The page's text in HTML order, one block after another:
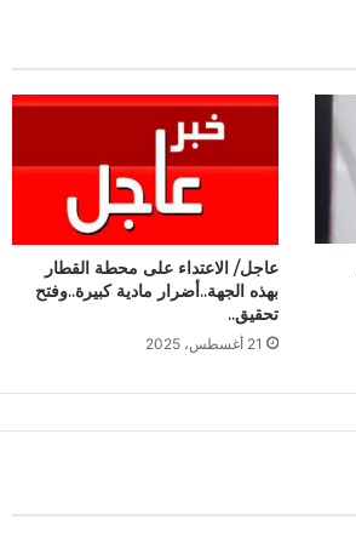
عاجل/ الاعتداء على محطة القطار
بهذه الجهة..أضرار مادية كبيرة..وفتح
تحقيق..
21 أغسطس، 2025